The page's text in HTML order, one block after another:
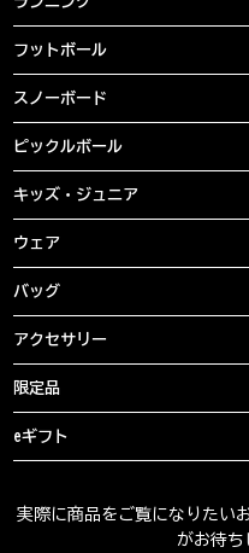
フットボール
スノーボード
ピックルボール
キッズ・ジュニア
ウェア
バッグ
アクセサリー
限定品
eギフト
実際に商品をご覧になりたい
がお待ち